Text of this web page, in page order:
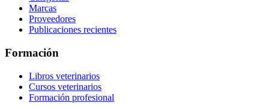
Marcas
Proveedores
Publicaciones recientes
Formación
Libros veterinarios
Cursos veterinarios
Formación profesional